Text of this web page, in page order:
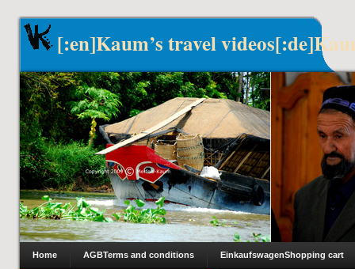
[:en]Kaum’s travel
Home AGBTerms and conditions EinkaufswagenShopping cart